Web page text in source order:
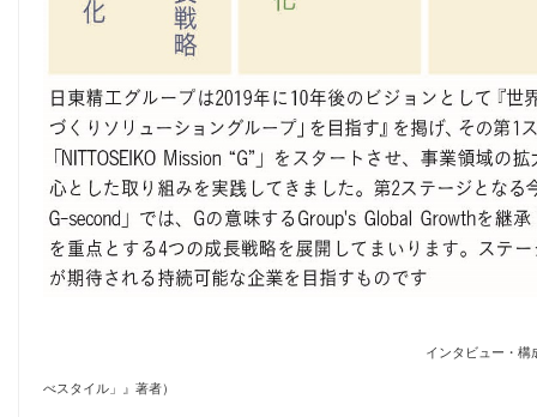
インタビュー・構成 蒲田正樹（『驚き
べスタイル」』著者）